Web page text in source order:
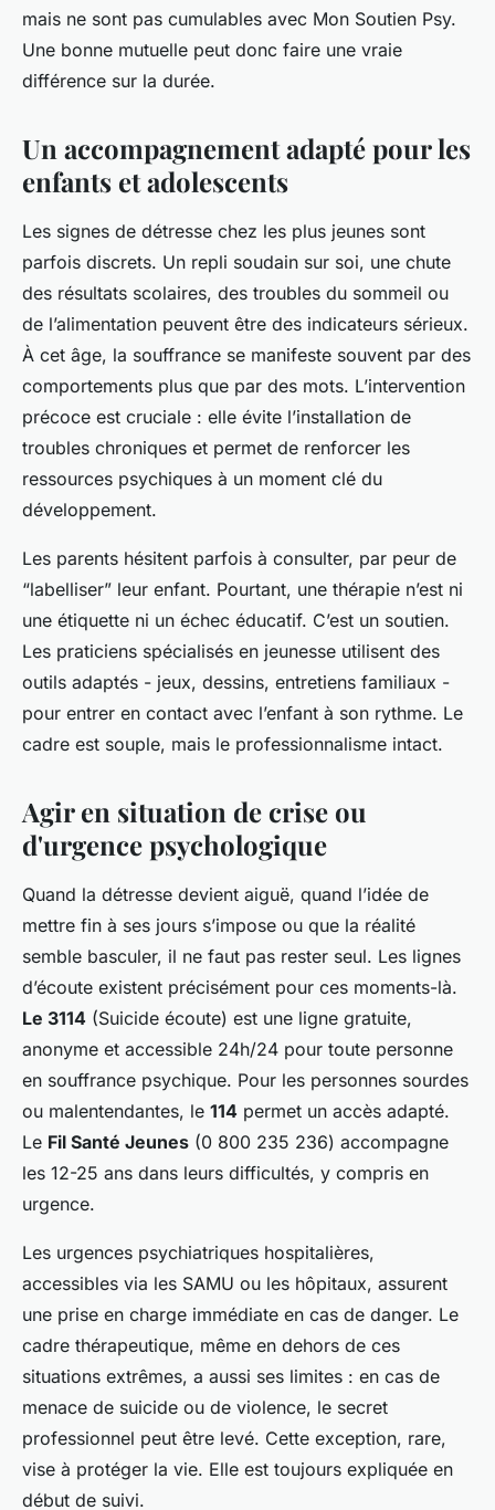
mais ne sont pas cumulables avec Mon Soutien Psy.
Une bonne mutuelle peut donc faire une vraie
différence sur la durée.
Un accompagnement adapté pour les
enfants et adolescents
Les signes de détresse chez les plus jeunes sont
parfois discrets. Un repli soudain sur soi, une chute
des résultats scolaires, des troubles du sommeil ou
de l’alimentation peuvent être des indicateurs sérieux.
À cet âge, la souffrance se manifeste souvent par des
comportements plus que par des mots. L’intervention
précoce est cruciale : elle évite l’installation de
troubles chroniques et permet de renforcer les
ressources psychiques à un moment clé du
développement.
Les parents hésitent parfois à consulter, par peur de
“labelliser” leur enfant. Pourtant, une thérapie n’est ni
une étiquette ni un échec éducatif. C’est un soutien.
Les praticiens spécialisés en jeunesse utilisent des
outils adaptés - jeux, dessins, entretiens familiaux -
pour entrer en contact avec l’enfant à son rythme. Le
cadre est souple, mais le professionnalisme intact.
Agir en situation de crise ou
d'urgence psychologique
Quand la détresse devient aiguë, quand l’idée de
mettre fin à ses jours s’impose ou que la réalité
semble basculer, il ne faut pas rester seul. Les lignes
d’écoute existent précisément pour ces moments-là.
Le 3114 (Suicide écoute) est une ligne gratuite,
anonyme et accessible 24h/24 pour toute personne
en souffrance psychique. Pour les personnes sourdes
ou malentendantes, le 114 permet un accès adapté.
Le Fil Santé Jeunes (0 800 235 236) accompagne
les 12-25 ans dans leurs difficultés, y compris en
urgence.
Les urgences psychiatriques hospitalières,
accessibles via les SAMU ou les hôpitaux, assurent
une prise en charge immédiate en cas de danger. Le
cadre thérapeutique, même en dehors de ces
situations extrêmes, a aussi ses limites : en cas de
menace de suicide ou de violence, le secret
professionnel peut être levé. Cette exception, rare,
vise à protéger la vie. Elle est toujours expliquée en
début de suivi.